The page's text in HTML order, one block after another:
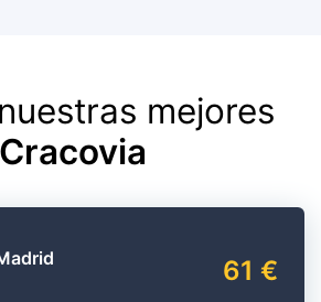
mejores
Cracovia
61 €